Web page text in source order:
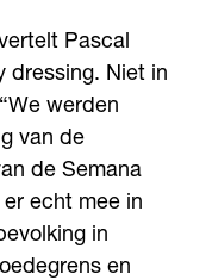
Pascal
dressing. Niet in
werden
van de
de Semana
echt mee in
in
en